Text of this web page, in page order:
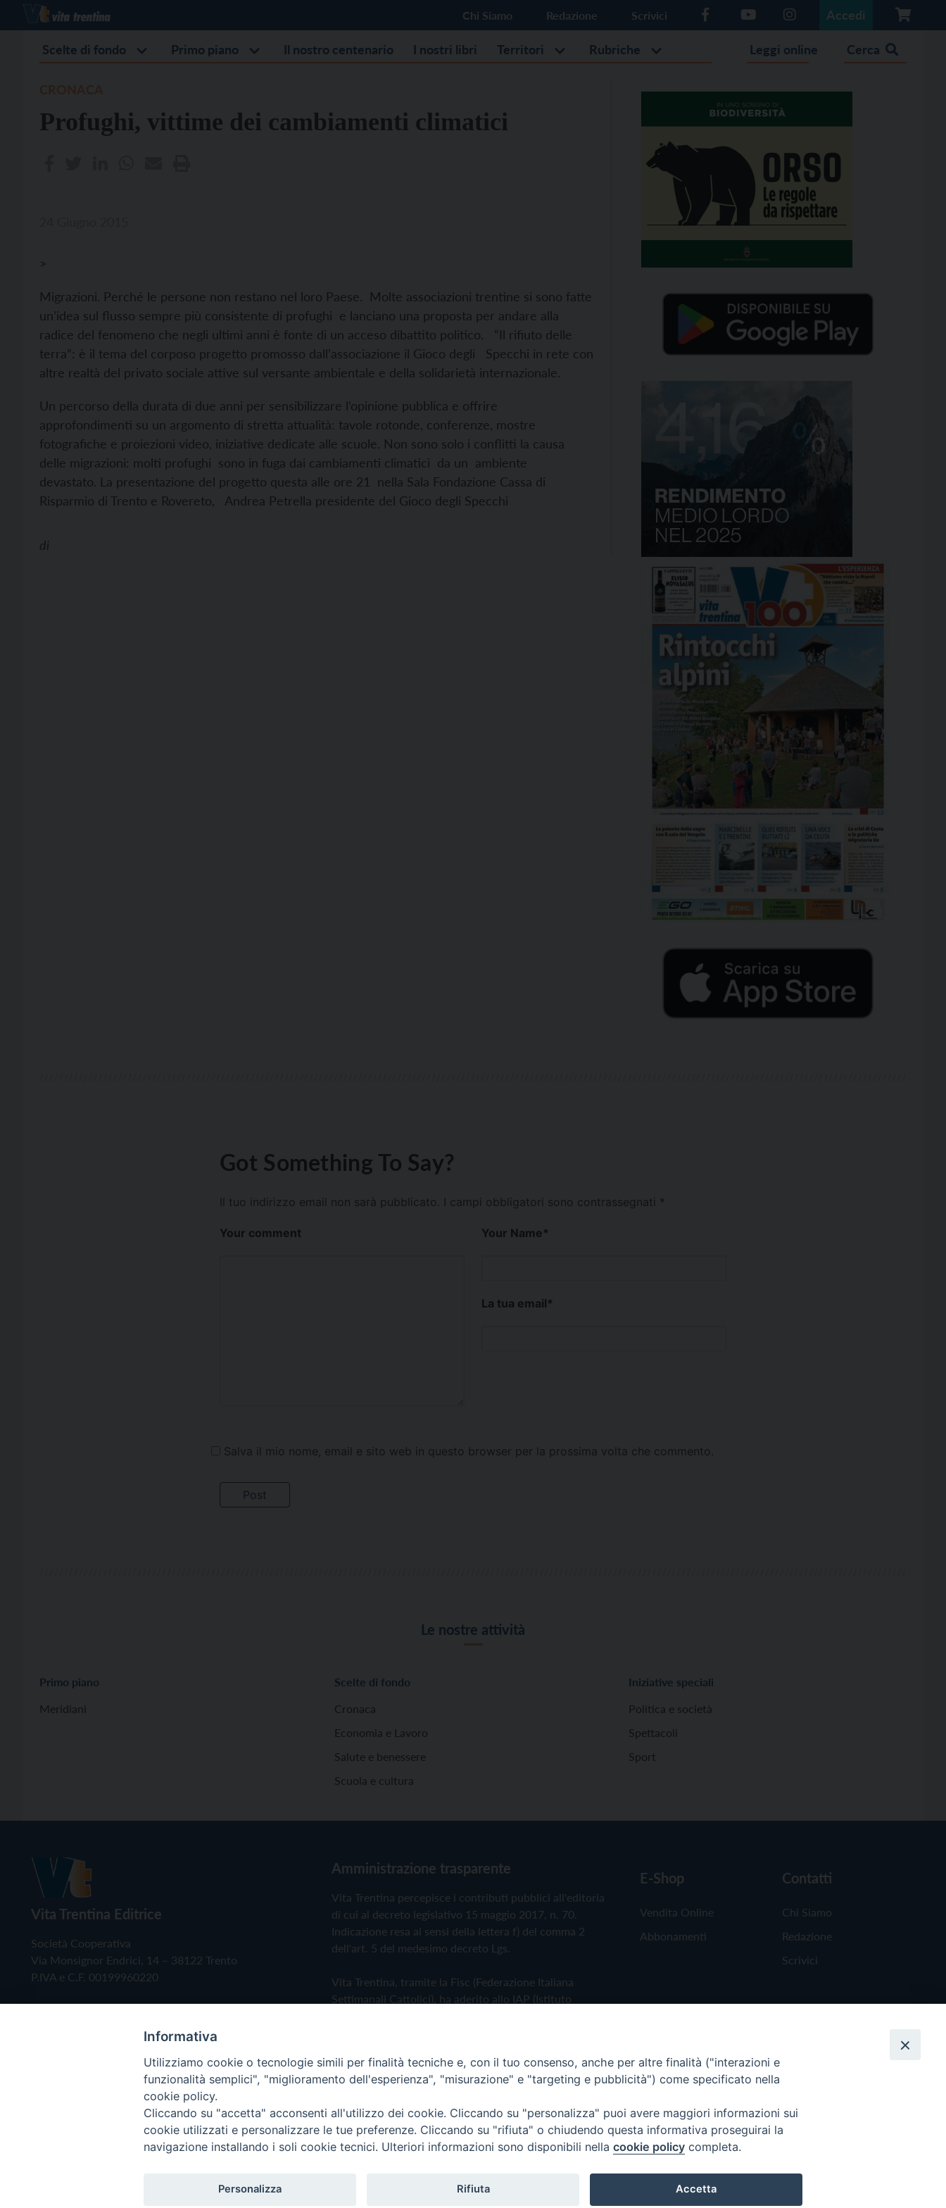
Chi Siamo Redazione Scrivici Accedi
Scelte di fondo Primo piano Il nostro centenario I nostri libri Territori Rubriche Leggi online Cerca
Profughi, vittime dei cambiamenti climatici
>
Migrazioni. Perché le persone non restano nel loro Paese. Molte associazioni trentine si sono fatte
un’idea sul flusso sempre più consistente di profughi e lanciano una proposta per andare alla
radice del fenomeno che negli ultimi anni è fonte di un acceso dibattito politico. “Il rifiuto delle
terra”: è il tema del corposo progetto promosso dall’associazione il Gioco degli Specchi in rete con
altre realtà del privato sociale attive sul versante ambientale e della solidarietà internazionale.
Un percorso della durata di due anni per sensibilizzare l’opinione pubblica e offrire
approfondimenti su un argomento di stretta attualità: tavole rotonde, conferenze, mostre
fotografiche e proiezioni video, iniziative dedicate alle scuole. Non sono solo i conflitti la causa
delle migrazioni: molti profughi sono in fuga dai cambiamenti climatici da un ambiente
devastato. La presentazione del progetto questa alle ore 21 nella Sala Fondazione Cassa di
Risparmio di Trento e Rovereto, Andrea Petrella presidente del Gioco degli Specchi
di
Got Something To Say?
Il tuo indirizzo email non sarà pubblicato. I campi obbligatori sono contrassegnati *
Your comment Your Name*
La tua email*
Salva il mio nome, email e sito web in questo browser per la prossima volta che commento.
Le nostre attività
Primo piano
Meridiani
Scelte di fondo
Cronaca
Economia e Lavoro
Salute e benessere
Scuola e cultura
Iniziative speciali
Politica e società
Spettacoli
Sport
Vita Trentina Editrice
Società Cooperativa
Via Monsignor Endrici, 14 – 38122 Trento
P.IVA e C.F. 00199960220
Amministrazione trasparente
Vita Trentina percepisce i contributi pubblici all'editoria
di cui al decreto legislativo 15 maggio 2017, n. 70.
Indicazione resa ai sensi della lettera f) del comma 2
dell'art. 5 del medesimo decreto Lgs.
Vita Trentina, tramite la Fisc (Federazione Italiana
Settimanali Cattolici), ha aderito allo IAP (Istituto
Privacy Policy Cookie Policy
E-Shop
Vendita Online
Abbonamenti
Contatti
Chi Siamo
Redazione
Scrivici
Copyright © 2019 - Tutti i diritti riservati - Vita Trentina Editrice
Informativa
Utilizziamo cookie o tecnologie simili per finalità tecniche e, con il tuo consenso, anche per altre finalità ("interazioni e
funzionalità semplici", "miglioramento dell'esperienza", "misurazione" e "targeting e pubblicità") come specificato nella
cookie policy.
Cliccando su "accetta" acconsenti all'utilizzo dei cookie. Cliccando su "personalizza" puoi avere maggiori informazioni sui
cookie utilizzati e personalizzare le tue preferenze. Cliccando su "rifiuta" o chiudendo questa informativa proseguirai la
navigazione installando i soli cookie tecnici. Ulteriori informazioni sono disponibili nella cookie policy completa.
Personalizza Rifiuta Accetta